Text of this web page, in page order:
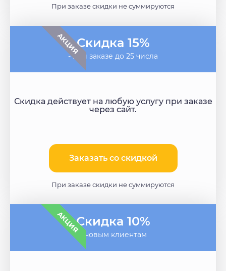
При заказе скидки не суммируются
АКЦИЯСкидка 15%
- при заказе до 25 числа
Скидка действует на любую услугу при заказе
через сайт.
Заказать со скидкой
При заказе скидки не суммируются
АКЦИЯСкидка 10%
- новым клиентам